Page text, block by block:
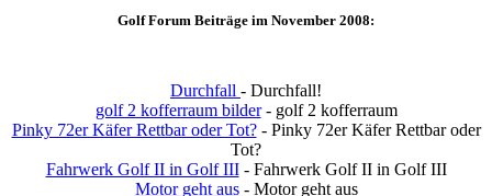
Golf Forum Beiträge im November 2008:
Durchfall - Durchfall!
golf 2 kofferraum bilder- golf 2 kofferraum
Pinky 72er Käfer Rettbar oder Tot?- Pinky 72er Käfer Rettbar oder
Tot?
Fahrwerk Golf II in Golf III- Fahrwerk Golf II in Golf III
Motor geht aus- Motor geht aus